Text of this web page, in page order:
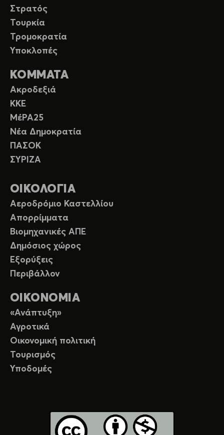
Στρατός
Τουρκία
Τρομοκρατία
Υποκλοπές
ΚΟΜΜΑΤΑ
Ακροδεξιά
ΚΚΕ
ΜέΡΑ25
Νέα Δημοκρατία
ΠΑΣΟΚ
ΣΥΡΙΖΑ
ΟΙΚΟΛΟΓΙΑ
Αεροδρόμιο Καστελλίου
Απορρίμματα
Βιομηχανικές ΑΠΕ
Δημόσιος χώρος
Εξορύξεις
Περιβάλλον
ΟΙΚΟΝΟΜΙΑ
«Ανάπτυξη»
Αγροτικά
Οικονομική πολιτική
Τουρισμός
Υποδομές